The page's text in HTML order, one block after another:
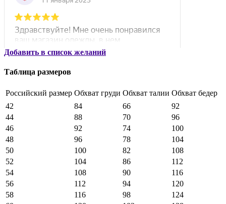
Добавить в список желаний
Таблица размеров
Российский размер Обхват груди Обхват талии Обхват бедер
42
84 66
92
44
88 70
96
46
92 74
100
48
96 78
104
50
100 82
108
52
104 86
112
54
108 90
116
56
112 94
120
58
116 98
124